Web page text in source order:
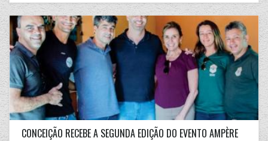
CONCEIÇÃO RECEBE A SEGUNDA EDIÇÃO DO EVENTO AMPÈRE